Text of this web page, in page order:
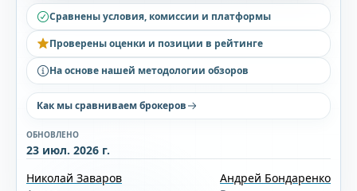
Сравнены условия, комиссии и платформы
Проверены оценки и позиции в рейтинге
На основе нашей методологии обзоров
Как мы сравниваем брокеров
ОБНОВЛЕНО
23 июл. 2026 г.
Николай Заваров
Андрей Бондаренко